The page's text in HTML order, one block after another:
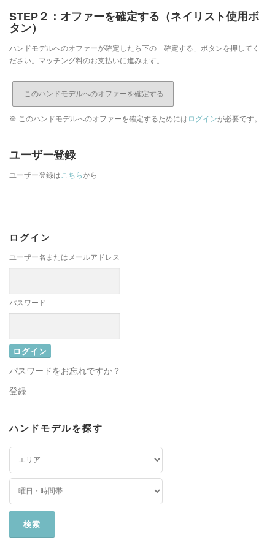
STEP２：オファーを確定する（ネイリスト使用ボ
タン）
ハンドモデルへのオファーが確定したら下の「確定する」ボタンを押してく
ださい。マッチング料のお支払いに進みます。
※ このハンドモデルへのオファーを確定するためには ログインが必要です。
ユーザー登録
ユーザー登録はこちらから
ログイン
ユーザー名またはメールアドレス
パスワード
パスワードをお忘れですか？
登録
ハンドモデルを探す